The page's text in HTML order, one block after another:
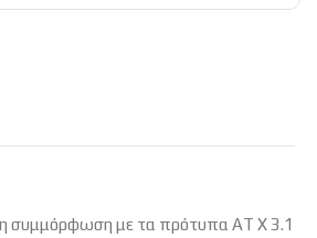
συμμόρφωση με τα πρότυπα AT X 3.1